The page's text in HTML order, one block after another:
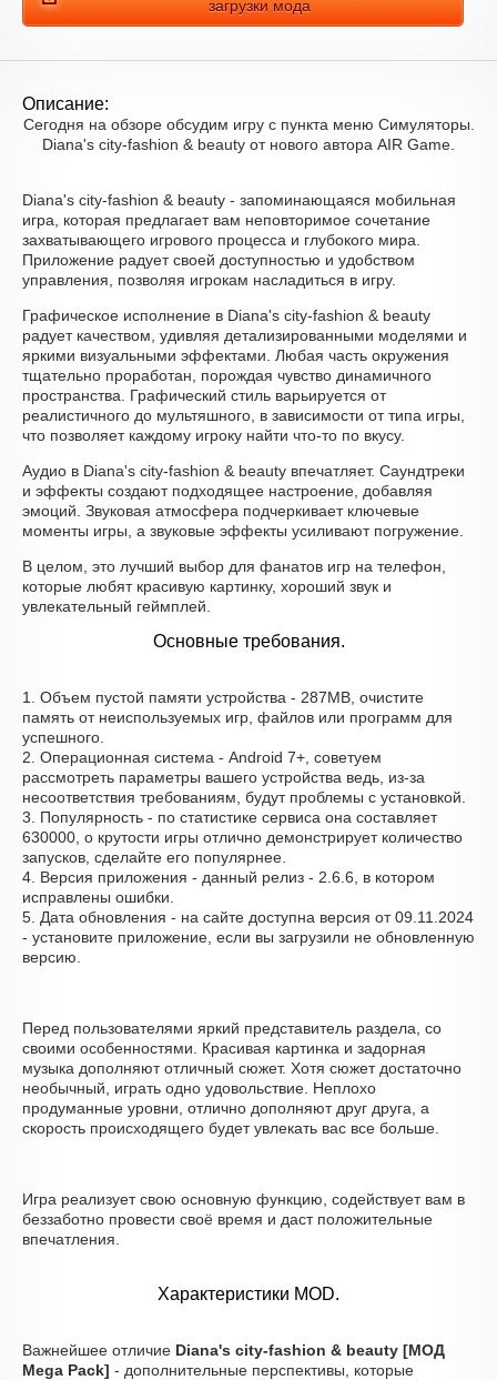
загрузки мода
Описание:
Сегодня на обзоре обсудим игру с пункта меню Симуляторы.
Diana's city-fashion & beauty от нового автора AIR Game.
Diana's city-fashion & beauty - запоминающаяся мобильная
игра, которая предлагает вам неповторимое сочетание
захватывающего игрового процесса и глубокого мира.
Приложение радует своей доступностью и удобством
управления, позволяя игрокам насладиться в игру.
Графическое исполнение в Diana's city-fashion & beauty
радует качеством, удивляя детализированными моделями и
яркими визуальными эффектами. Любая часть окружения
тщательно проработан, порождая чувство динамичного
пространства. Графический стиль варьируется от
реалистичного до мультяшного, в зависимости от типа игры,
что позволяет каждому игроку найти что-то по вкусу.
Аудио в Diana's city-fashion & beauty впечатляет. Саундтреки
и эффекты создают подходящее настроение, добавляя
эмоций. Звуковая атмосфера подчеркивает ключевые
моменты игры, а звуковые эффекты усиливают погружение.
В целом, это лучший выбор для фанатов игр на телефон,
которые любят красивую картинку, хороший звук и
увлекательный геймплей.
Основные требования.
1. Объем пустой памяти устройства - 287MB, очистите
память от неиспользуемых игр, файлов или программ для
успешного.
2. Операционная система - Android 7+, советуем
рассмотреть параметры вашего устройства ведь, из-за
несоответствия требованиям, будут проблемы с установкой.
3. Популярность - по статистике сервиса она составляет
630000, о крутости игры отлично демонстрирует количество
запусков, сделайте его популярнее.
4. Версия приложения - данный релиз - 2.6.6, в котором
исправлены ошибки.
5. Дата обновления - на сайте доступна версия от 09.11.2024
- установите приложение, если вы загрузили не обновленную
версию.
Перед пользователями яркий представитель раздела, со
своими особенностями. Красивая картинка и задорная
музыка дополняют отличный сюжет. Хотя сюжет достаточно
необычный, играть одно удовольствие. Неплохо
продуманные уровни, отлично дополняют друг друга, а
скорость происходящего будет увлекать вас все больше.
Игра реализует свою основную функцию, содействует вам в
беззаботно провести своё время и даст положительные
впечатления.
Характеристики MOD.
Важнейшее отличие Diana's city-fashion & beauty [МОД
Mega Pack] - дополнительные перспективы, которые